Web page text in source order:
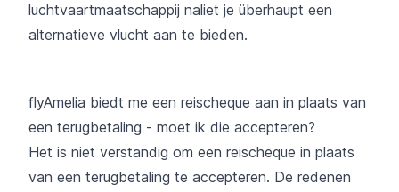
luchtvaartmaatschappij naliet je überhaupt een
alternatieve vlucht aan te bieden.
flyAmelia biedt me een reischeque aan in plaats van
een terugbetaling - moet ik die accepteren?
Het is niet verstandig om een reischeque in plaats
van een terugbetaling te accepteren. De redenen